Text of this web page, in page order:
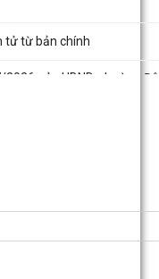
trường làm việc với
tặng quà gia đình